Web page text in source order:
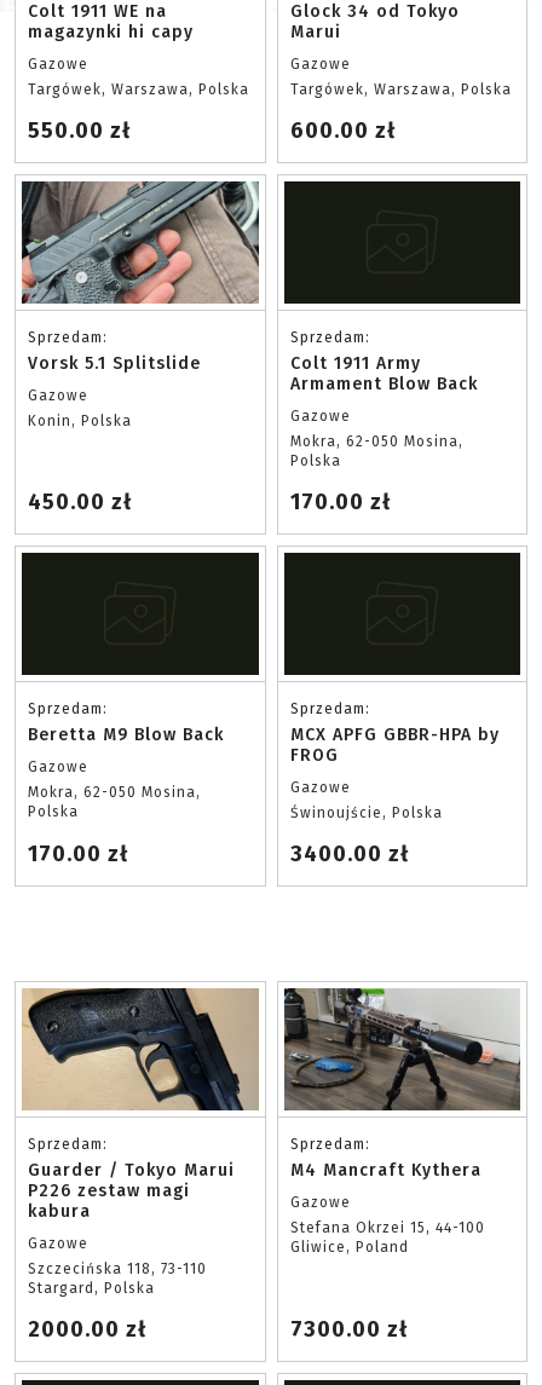
Colt 1911 WE na
magazynki hi capy
Gazowe
Targówek, Warszawa, Polska
550.00 zł
Glock 34 od Tokyo
Marui
Gazowe
Targówek, Warszawa, Polska
600.00 zł
Sprzedam:
Vorsk 5.1 Splitslide
Gazowe
Konin, Polska
450.00 zł
Sprzedam:
Colt 1911 Army
Armament Blow Back
Gazowe
Mokra, 62-050 Mosina,
Polska
170.00 zł
Sprzedam:
Beretta M9 Blow Back
Gazowe
Mokra, 62-050 Mosina,
Polska
170.00 zł
Sprzedam:
MCX APFG GBBR-HPA by
FROG
Gazowe
Świnoujście, Polska
3400.00 zł
Sprzedam:
Guarder / Tokyo Marui
P226 zestaw magi
kabura
Gazowe
Szczecińska 118, 73-110
Stargard, Polska
2000.00 zł
Sprzedam:
M4 Mancraft Kythera
Gazowe
Stefana Okrzei 15, 44-100
Gliwice, Poland
7300.00 zł